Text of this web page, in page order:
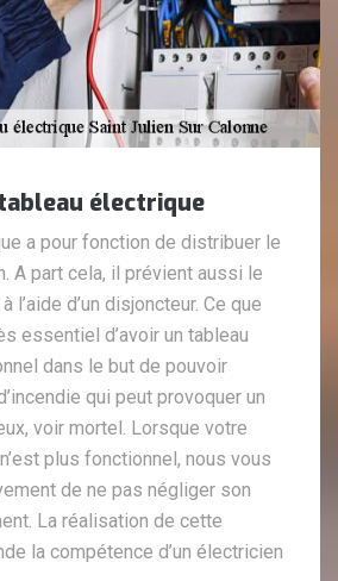
électrique
a pour fonction de distribuer le
A part cela, il prévient aussi le
l’aide d’un disjoncteur. Ce que
essentiel d’avoir un tableau
dans le but de pouvoir
qui peut provoquer un
voir mortel. Lorsque votre
plus fonctionnel, nous vous
de ne pas négliger son
La réalisation de cette
la compétence d’un électricien